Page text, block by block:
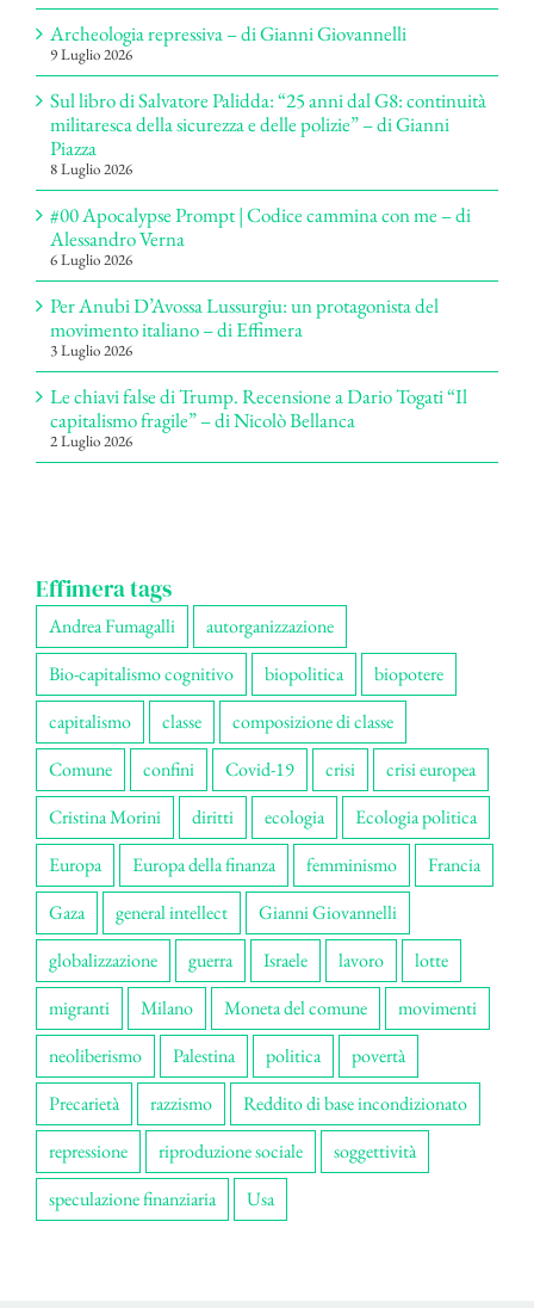
Archeologia repressiva – di Gianni Giovannelli
9 Luglio 2026
Sul libro di Salvatore Palidda: “25 anni dal G8: continuità
militaresca della sicurezza e delle polizie” – di Gianni
Piazza
8 Luglio 2026
#00 Apocalypse Prompt | Codice cammina con me – di
Alessandro Verna
6 Luglio 2026
Per Anubi D’Avossa Lussurgiu: un protagonista del
movimento italiano – di Effimera
3 Luglio 2026
Le chiavi false di Trump. Recensione a Dario Togati “Il
capitalismo fragile” – di Nicolò Bellanca
2 Luglio 2026
Effimera tags
Andrea Fumagalli
autorganizzazione
Bio-capitalismo cognitivo
biopolitica
biopotere
capitalismo
classe
composizione di classe
Comune
confini Covid-19 crisi
crisi europea
Cristina Morini
diritti ecologia
Ecologia politica
Europa
Europa della finanza femminismo
Francia
Gaza
general intellect
Gianni Giovannelli
globalizzazione
guerra Israele lavoro
lotte
migranti
Milano Moneta del comune
movimenti
neoliberismo
Palestina politica
povertà
Precarietà
razzismo
Reddito di base incondizionato
repressione
riproduzione sociale
soggettività
speculazione finanziaria
Usa